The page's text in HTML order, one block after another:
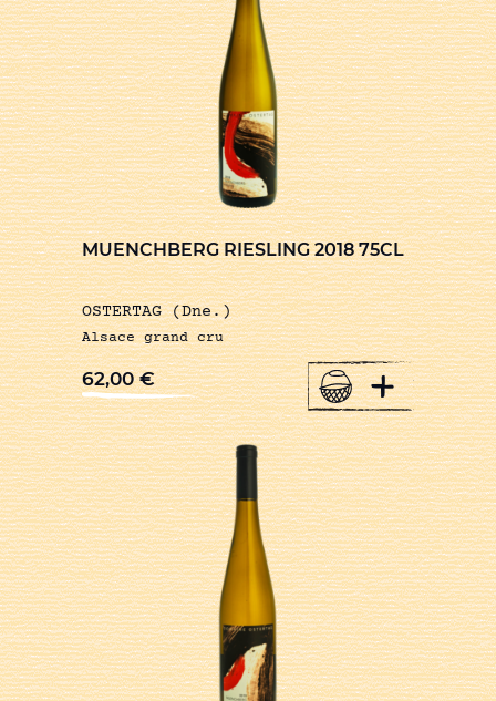
MUENCHBERG RIESLING 2018 75CL
OSTERTAG (Dne.)
Alsace grand cru
62,00€ +